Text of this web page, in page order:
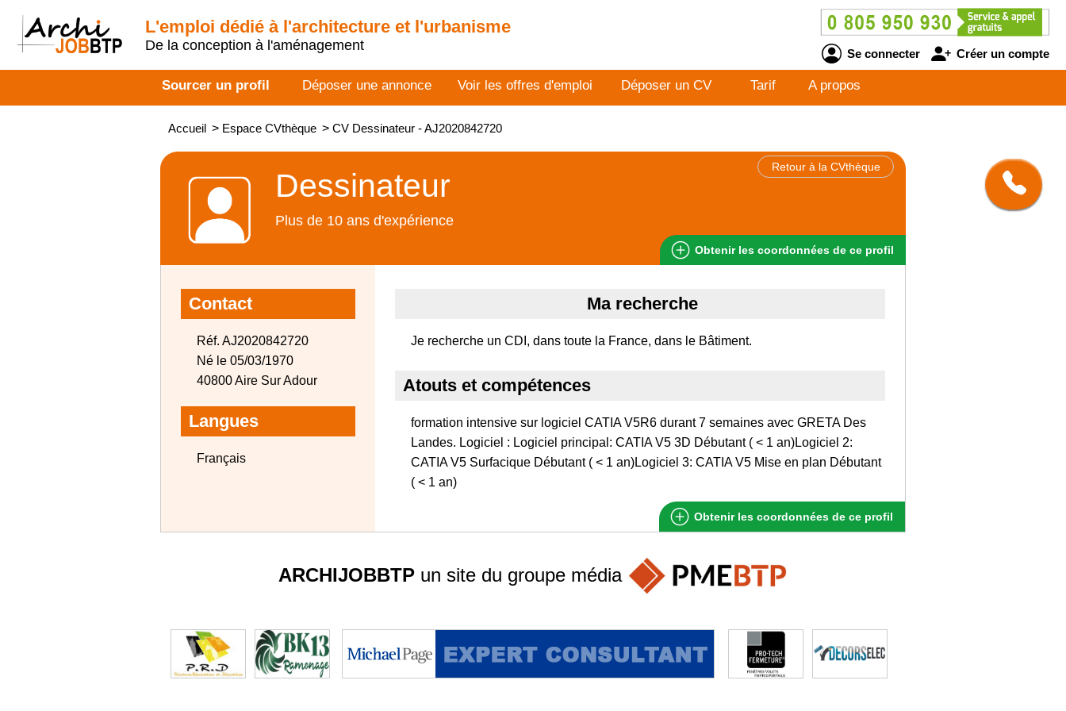
L'emploi dédié à l'architecture et l'urbanisme
De la conception à l'aménagement
Se connecter Créer un compte
Sourcer un profil Déposer une annonce Voir les offres d'emploi Déposer un CV Tarif A propos
Accueil > Espace CVthèque > CV Dessinateur - AJ2020842720
Retour à la CVthèque
Dessinateur
Plus de 10 ans d'expérience
Obtenir les coordonnées de ce profil
Contact
Réf. AJ2020842720
Né le 05/03/1970
40800 Aire Sur Adour
Langues
Français
Ma recherche
Je recherche un CDI, dans toute la France, dans le Bâtiment.
Atouts et compétences
formation intensive sur logiciel CATIA V5R6 durant 7 semaines avec GRETA Des
Landes. Logiciel : Logiciel principal: CATIA V5 3D Débutant ( < 1 an)Logiciel 2:
CATIA V5 Surfacique Débutant ( < 1 an)Logiciel 3: CATIA V5 Mise en plan Débutant
( < 1 an)
Obtenir les coordonnées de ce profil
ARCHIJOBBTPun site du groupe média